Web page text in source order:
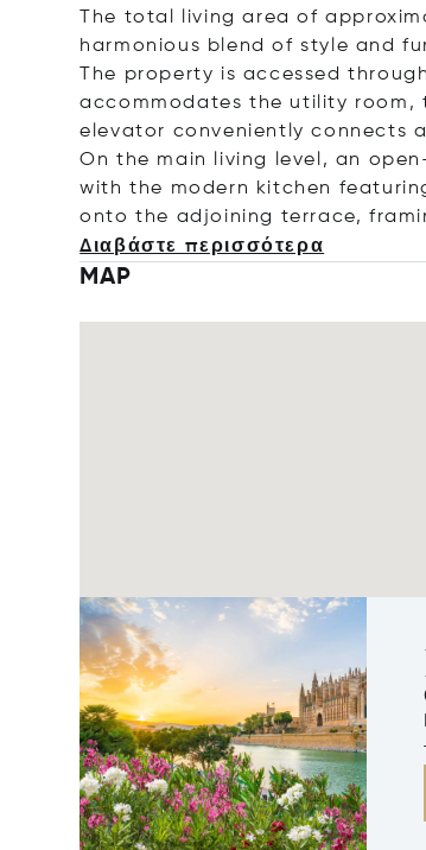
The total living area of
harmonious blend of style and
The property is accessed
accommodates the utility room,
elevator conveniently connects
On the main living level, an
with the modern kitchen
onto the adjoining terrace,
Διαβάστε περισσότερα
MAP